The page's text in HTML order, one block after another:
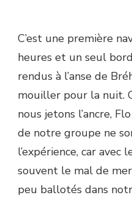
C’est une première
heures et un seul
rendus à l’anse de
mouiller pour la nuit.
nous jetons l’ancre,
de notre groupe ne
l’expérience, car
souvent le mal de
peu ballotés dans